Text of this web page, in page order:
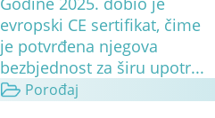
evropski CE sertifikat, čime
je potvrđena njegova
bezbjednost za širu upotr...
Porođaj